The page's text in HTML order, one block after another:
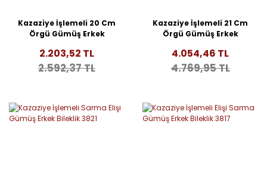
Kazaziye İşlemeli 20 Cm
Örgü Gümüş Erkek
2.203,52 TL
2.592,37 TL
Kazaziye İşlemeli 21 Cm
Örgü Gümüş Erkek
4.054,46 TL
4.769,95 TL